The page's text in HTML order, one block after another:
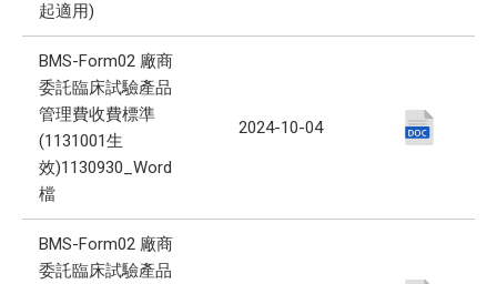
起適用)
BMS-Form02 廠商
委託臨床試驗產品
管理費收費標準
(1131001生
效)1130930_Word
檔
2024-10-04
BMS-Form02 廠商
委託臨床試驗產品